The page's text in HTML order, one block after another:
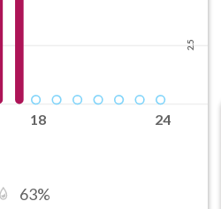
2.5
18 24
63%